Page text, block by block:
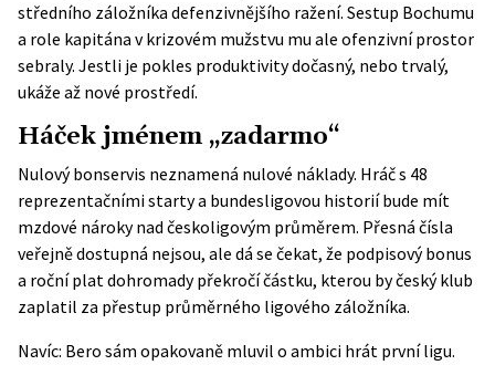
středního záložníka defenzivnějšího ražení. Sestup Bochumu
a role kapitána v krizovém mužstvu mu ale ofenzivní prostor
sebraly. Jestli je pokles produktivity dočasný, nebo trvalý,
ukáže až nové prostředí.
Háček jménem „zadarmo“
Nulový bonservis neznamená nulové náklady. Hráč s 48
reprezentačními starty a bundesligovou historií bude mít
mzdové nároky nad českoligovým průměrem. Přesná čísla
veřejně dostupná nejsou, ale dá se čekat, že podpisový bonus
a roční plat dohromady překročí částku, kterou by český klub
zaplatil za přestup průměrného ligového záložníka.
Navíc: Bero sám opakovaně mluvil o ambici hrát první ligu.